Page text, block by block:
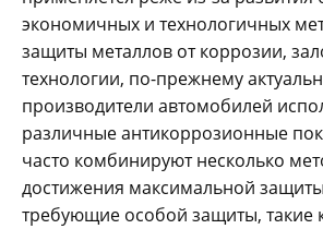
экономичных и технологичных
защиты металлов от коррозии,
технологии, по-прежнему
производители автомобилей
различные антикоррозионные
часто комбинируют несколько
достижения максимальной
требующие особой защиты, такие